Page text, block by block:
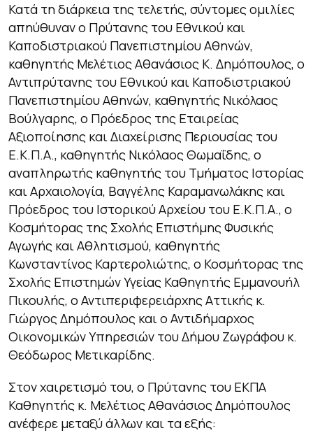
Κατά τη διάρκεια της τελετής, σύντομες ομιλίες
απηύθυναν ο Πρύτανης του Εθνικού και
Καποδιστριακού Πανεπιστημίου Αθηνών,
καθηγητής Μελέτιος Αθανάσιος Κ. Δημόπουλος, ο
Αντιπρύτανης του Εθνικού και Καποδιστριακού
Πανεπιστημίου Αθηνών, καθηγητής Νικόλαος
Βούλγαρης, ο Πρόεδρος της Εταιρείας
Αξιοποίησης και Διαχείρισης Περιουσίας του
Ε.Κ.Π.Α., καθηγητής Νικόλαος Θωμαΐδης, ο
αναπληρωτής καθηγητής του Τμήματος Ιστορίας
και Αρχαιολογία, Βαγγέλης Καραμανωλάκης και
Πρόεδρος του Ιστορικού Αρχείου του Ε.Κ.Π.Α., ο
Κοσμήτορας της Σχολής Επιστήμης Φυσικής
Αγωγής και Αθλητισμού, καθηγητής
Κωνσταντίνος Καρτερολιώτης, ο Κοσμήτορας της
Σχολής Επιστημών Υγείας Καθηγητής Εμμανουήλ
Πικουλής, ο Αντιπεριφερειάρχης Αττικής κ.
Γιώργος Δημόπουλος και ο Αντιδήμαρχος
Οικονομικών Υπηρεσιών του Δήμου Ζωγράφου κ.
Θεόδωρος Μετικαρίδης.
Στον χαιρετισμό του, ο Πρύτανης του ΕΚΠΑ
Καθηγητής κ. Μελέτιος Αθανάσιος Δημόπουλος
ανέφερε μεταξύ άλλων και τα εξής: